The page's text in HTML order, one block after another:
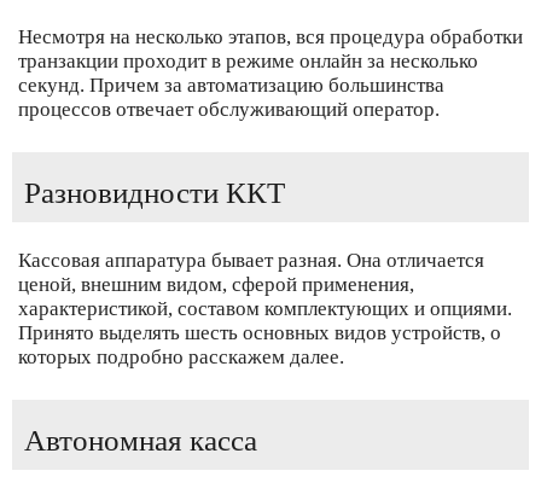
Несмотря на несколько этапов, вся процедура обработки
транзакции проходит в режиме онлайн за несколько
секунд. Причем за автоматизацию большинства
процессов отвечает обслуживающий оператор.
Разновидности ККТ
Кассовая аппаратура бывает разная. Она отличается
ценой, внешним видом, сферой применения,
характеристикой, составом комплектующих и опциями.
Принято выделять шесть основных видов устройств, о
которых подробно расскажем далее.
Автономная касса